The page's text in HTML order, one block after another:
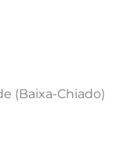
(Baixa-Chiado)